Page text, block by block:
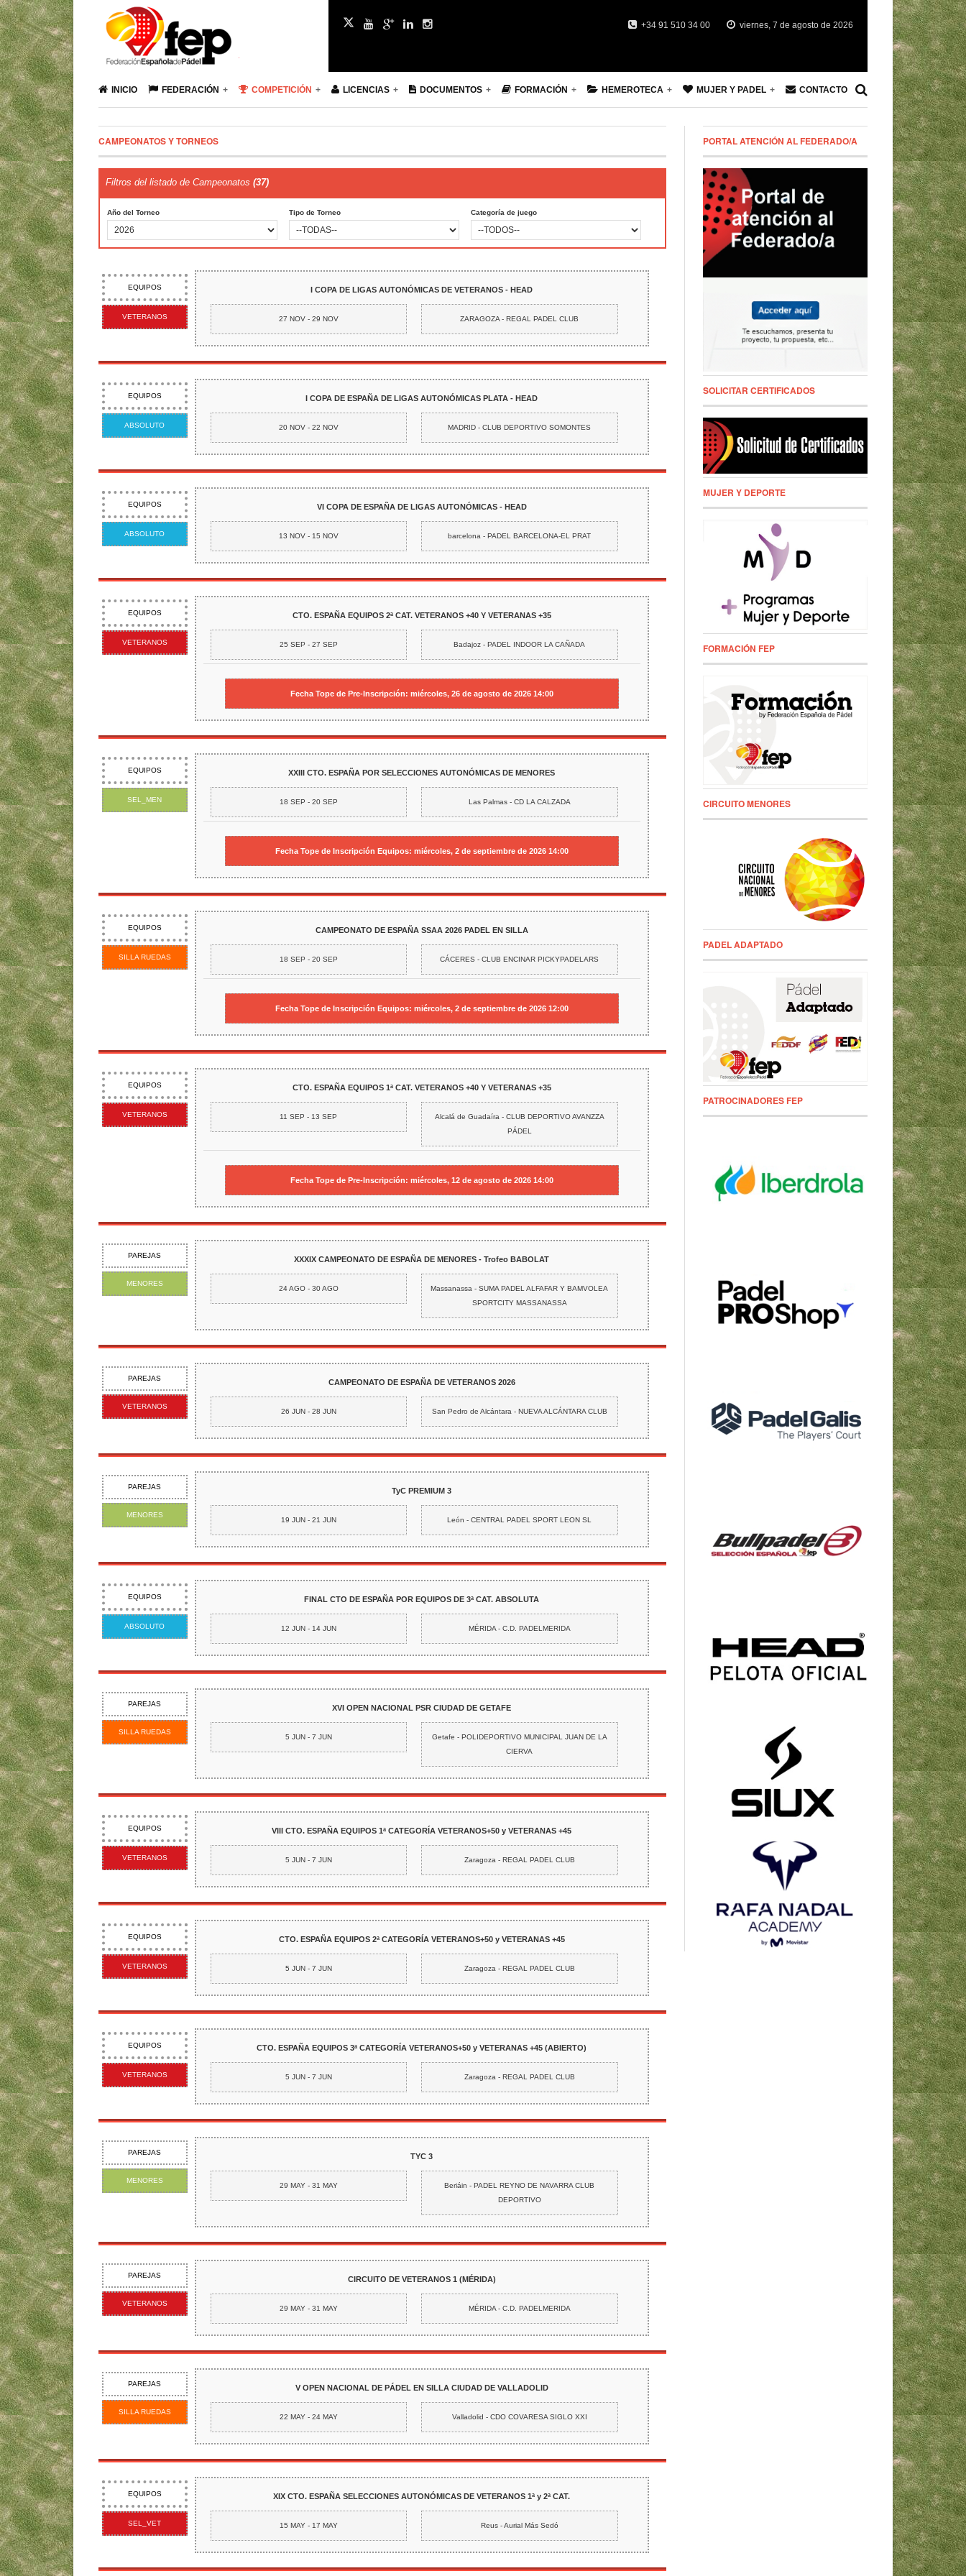
+34 91 510 34 00 viernes, 7 de agosto de 2026
INICIO FEDERACIÓN COMPETICIÓN LICENCIAS DOCUMENTOS FORMACIÓN HEMEROTECA MUJER Y PADEL CONTACTO
CAMPEONATOS Y TORNEOS
Filtros del listado de Campeonatos (37)
Año del Torneo Tipo de Torneo Categoría de juego
EQUIPOS
VETERANOS
I COPA DE LIGAS AUTONÓMICAS DE VETERANOS - HEAD
27 NOV - 29 NOV ZARAGOZA - REGAL PADEL CLUB
EQUIPOS
ABSOLUTO
I COPA DE ESPAÑA DE LIGAS AUTONÓMICAS PLATA - HEAD
20 NOV - 22 NOV MADRID - CLUB DEPORTIVO SOMONTES
EQUIPOS
ABSOLUTO
VI COPA DE ESPAÑA DE LIGAS AUTONÓMICAS - HEAD
13 NOV - 15 NOV barcelona - PADEL BARCELONA-EL PRAT
EQUIPOS
VETERANOS
CTO. ESPAÑA EQUIPOS 2ª CAT. VETERANOS +40 Y VETERANAS +35
25 SEP - 27 SEP Badajoz - PADEL INDOOR LA CAÑADA
Fecha Tope de Pre-Inscripción: miércoles, 26 de agosto de 2026 14:00
EQUIPOS
SEL_MEN
XXIII CTO. ESPAÑA POR SELECCIONES AUTONÓMICAS DE MENORES
18 SEP - 20 SEP Las Palmas - CD LA CALZADA
Fecha Tope de Inscripción Equipos: miércoles, 2 de septiembre de 2026 14:00
EQUIPOS
SILLA RUEDAS
CAMPEONATO DE ESPAÑA SSAA 2026 PADEL EN SILLA
18 SEP - 20 SEP CÁCERES - CLUB ENCINAR PICKYPADELARS
Fecha Tope de Inscripción Equipos: miércoles, 2 de septiembre de 2026 12:00
EQUIPOS
VETERANOS
CTO. ESPAÑA EQUIPOS 1ª CAT. VETERANOS +40 Y VETERANAS +35
11 SEP - 13 SEP
Alcalá de Guadaíra - CLUB DEPORTIVO AVANZZA
PÁDEL
Fecha Tope de Pre-Inscripción: miércoles, 12 de agosto de 2026 14:00
PAREJAS
MENORES
XXXIX CAMPEONATO DE ESPAÑA DE MENORES - Trofeo BABOLAT
24 AGO - 30 AGO
Massanassa - SUMA PADEL ALFAFAR Y BAMVOLEA
SPORTCITY MASSANASSA
PAREJAS
VETERANOS
CAMPEONATO DE ESPAÑA DE VETERANOS 2026
26 JUN - 28 JUN San Pedro de Alcántara - NUEVA ALCÁNTARA CLUB
PAREJAS
MENORES
TyC PREMIUM 3
19 JUN - 21 JUN León - CENTRAL PADEL SPORT LEON SL
EQUIPOS
ABSOLUTO
FINAL CTO DE ESPAÑA POR EQUIPOS DE 3ª CAT. ABSOLUTA
12 JUN - 14 JUN MÉRIDA - C.D. PADELMERIDA
PAREJAS
SILLA RUEDAS
XVI OPEN NACIONAL PSR CIUDAD DE GETAFE
5 JUN - 7 JUN
Getafe - POLIDEPORTIVO MUNICIPAL JUAN DE LA
CIERVA
EQUIPOS
VETERANOS
VIII CTO. ESPAÑA EQUIPOS 1ª CATEGORÍA VETERANOS+50 y VETERANAS +45
5 JUN - 7 JUN Zaragoza - REGAL PADEL CLUB
EQUIPOS
VETERANOS
CTO. ESPAÑA EQUIPOS 2ª CATEGORÍA VETERANOS+50 y VETERANAS +45
5 JUN - 7 JUN Zaragoza - REGAL PADEL CLUB
EQUIPOS
VETERANOS
CTO. ESPAÑA EQUIPOS 3ª CATEGORÍA VETERANOS+50 y VETERANAS +45 (ABIERTO)
5 JUN - 7 JUN Zaragoza - REGAL PADEL CLUB
PAREJAS
MENORES
TYC 3
29 MAY - 31 MAY
Beriáin - PADEL REYNO DE NAVARRA CLUB
DEPORTIVO
PAREJAS
VETERANOS
CIRCUITO DE VETERANOS 1 (MÉRIDA)
29 MAY - 31 MAY MÉRIDA - C.D. PADELMERIDA
PAREJAS
SILLA RUEDAS
V OPEN NACIONAL DE PÁDEL EN SILLA CIUDAD DE VALLADOLID
22 MAY - 24 MAY Valladolid - CDO COVARESA SIGLO XXI
EQUIPOS
SEL_VET
XIX CTO. ESPAÑA SELECCIONES AUTONÓMICAS DE VETERANOS 1ª y 2ª CAT.
15 MAY - 17 MAY Reus - Aurial Más Sedó
PORTAL ATENCIÓN AL FEDERADO/A
SOLICITAR CERTIFICADOS
MUJER Y DEPORTE
FORMACIÓN FEP
CIRCUITO MENORES
PADEL ADAPTADO
PATROCINADORES FEP